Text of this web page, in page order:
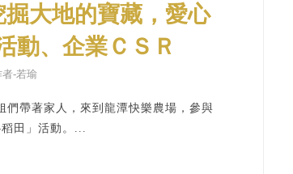
掘大地的寶藏，愛心
動、企業ＣＳＲ
-若瑜
們帶著家人，來到龍潭快樂農場，參與
田」活動。...